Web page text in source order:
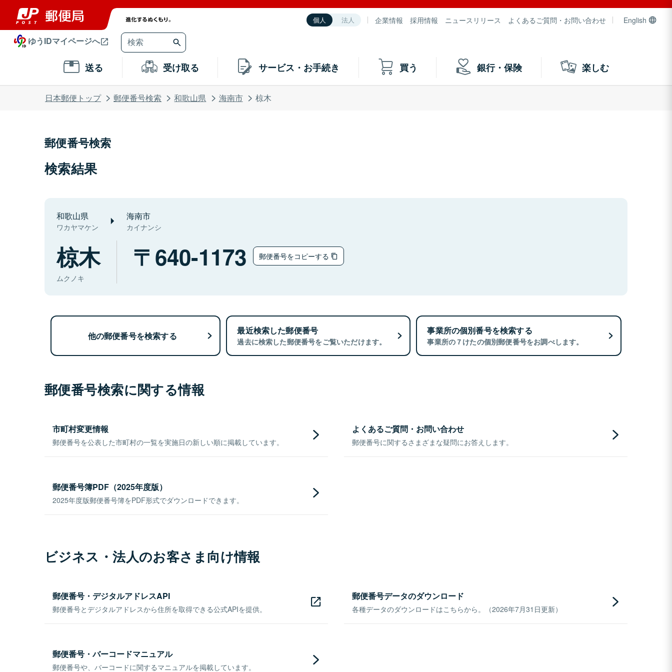
個人 法人 企業情報 採用情報 ニュースリリース よくあるご質問・お問い合わせ English
ゆうIDマイページへ
送る 受け取る サービス・お手続き 買う 銀行・保険 楽しむ
日本郵便トップ 郵便番号検索 和歌山県 海南市 椋木
郵便番号検索
検索結果
和歌山県
ワカヤマケン
海南市
カイナンシ
椋木
ムクノキ
640-1173 郵便番号をコピーする
他の郵便番号を検索する 最近検索した郵便番号
過去に検索した郵便番号をご覧いただけます。
事業所の個別番号を検索する
事業所の７けたの個別郵便番号をお調べします。
郵便番号検索に関する情報
市町村変更情報
郵便番号を公表した市町村の一覧を実施日の新しい順に掲載しています。
よくあるご質問・お問い合わせ
郵便番号に関するさまざまな疑問にお答えします。
郵便番号簿PDF（2025年度版）
2025年度版郵便番号簿をPDF形式でダウンロードできます。
ビジネス・法人のお客さま向け情報
郵便番号・デジタルアドレスAPI
郵便番号とデジタルアドレスから住所を取得できる公式APIを提供。
郵便番号データのダウンロード
各種データのダウンロードはこちらから。（2026年7月31日更新）
郵便番号・バーコードマニュアル
郵便番号や、バーコードに関するマニュアルを掲載しています。